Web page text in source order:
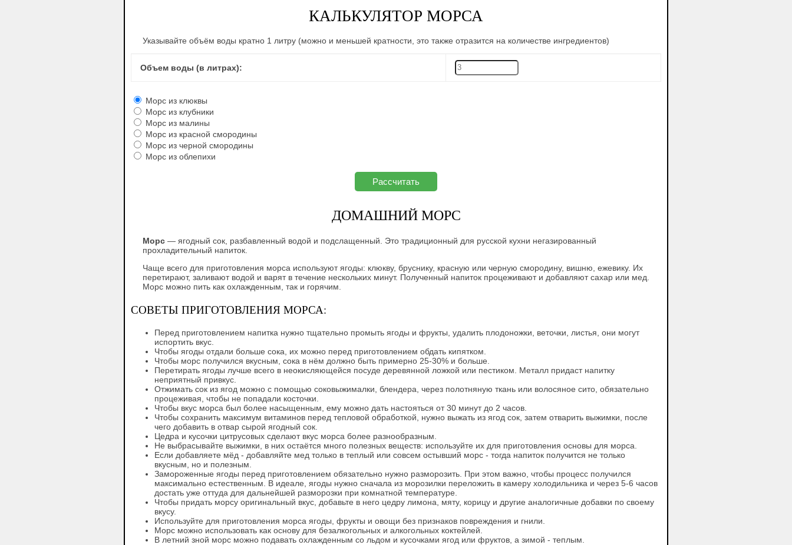
КАЛЬКУЛЯТОР МОРСА
Указывайте объём воды кратно 1 литру (можно и меньшей кратности, это также отразится на количестве ингредиентов)
Объем воды (в литрах):
Морс из клюквы
Морс из клубники
Морс из малины
Морс из красной смородины
Морс из черной смородины
Морс из облепихи
ДОМАШНИЙ МОРС
Морс — ягодный сок, разбавленный водой и подслащенный. Это традиционный для русской кухни негазированный
прохладительный напиток.
Чаще всего для приготовления морса используют ягоды: клюкву, бруснику, красную или черную смородину, вишню, ежевику. Их
перетирают, заливают водой и варят в течение нескольких минут. Полученный напиток процеживают и добавляют сахар или мед.
Морс можно пить как охлажденным, так и горячим.
СОВЕТЫ ПРИГОТОВЛЕНИЯ МОРСА:
Перед приготовлением напитка нужно тщательно промыть ягоды и фрукты, удалить плодоножки, веточки, листья, они могут
испортить вкус.
Чтобы ягоды отдали больше сока, их можно перед приготовлением обдать кипятком.
Чтобы морс получился вкусным, сока в нём должно быть примерно 25-30% и больше.
Перетирать ягоды лучше всего в неокисляющейся посуде деревянной ложкой или пестиком. Металл придаст напитку
неприятный привкус.
Отжимать сок из ягод можно с помощью соковыжималки, блендера, через полотняную ткань или волосяное сито, обязательно
процеживая, чтобы не попадали косточки.
Чтобы вкус морса был более насыщенным, ему можно дать настояться от 30 минут до 2 часов.
Чтобы сохранить максимум витаминов перед тепловой обработкой, нужно выжать из ягод сок, затем отварить выжимки, после
чего добавить в отвар сырой ягодный сок.
Цедра и кусочки цитрусовых сделают вкус морса более разнообразным.
Не выбрасывайте выжимки, в них остаётся много полезных веществ: используйте их для приготовления основы для морса.
Если добавляете мёд - добавляйте мед только в теплый или совсем остывший морс - тогда напиток получится не только
вкусным, но и полезным.
Замороженные ягоды перед приготовлением обязательно нужно разморозить. При этом важно, чтобы процесс получился
максимально естественным. В идеале, ягоды нужно сначала из морозилки переложить в камеру холодильника и через 5-6 часов
достать уже оттуда для дальнейшей разморозки при комнатной температуре.
Чтобы придать морсу оригинальный вкус, добавьте в него цедру лимона, мяту, корицу и другие аналогичные добавки по своему
вкусу.
Используйте для приготовления морса ягоды, фрукты и овощи без признаков повреждения и гнили.
Морс можно использовать как основу для безалкогольных и алкогольных коктейлей.
В летний зной морс можно подавать охлажденным со льдом и кусочками ягод или фруктов, а зимой - теплым.